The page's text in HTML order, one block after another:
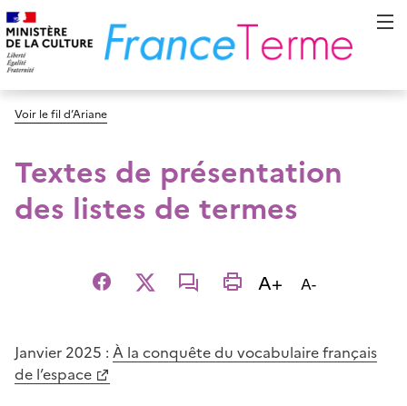
Voir le fil d’Ariane
Textes de présentation
des listes de termes
Facebook
X email imprimer
A+ Augmenter
A-Diminuer la
Janvier 2025 : À la conquête du vocabulaire français
de l’espace